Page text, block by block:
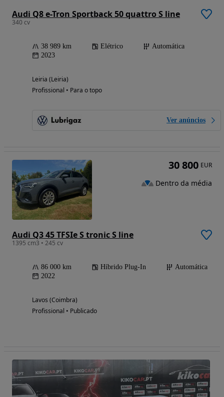
Audi Q8 e-Tron Sportback 50 quattro S line
340 cv
38 989 km Elétrico
Automática
2023
Leiria (Leiria)
Profissional • Para o topo
Ver anúncios
Audi Q3 45 TFSIe S tronic S line
1395 cm3 • 245 cv
86 000 km Híbrido Plug-In
Automática
2022
Lavos (Coimbra)
Profissional • Publicado
30 800 EUR
Dentro da média